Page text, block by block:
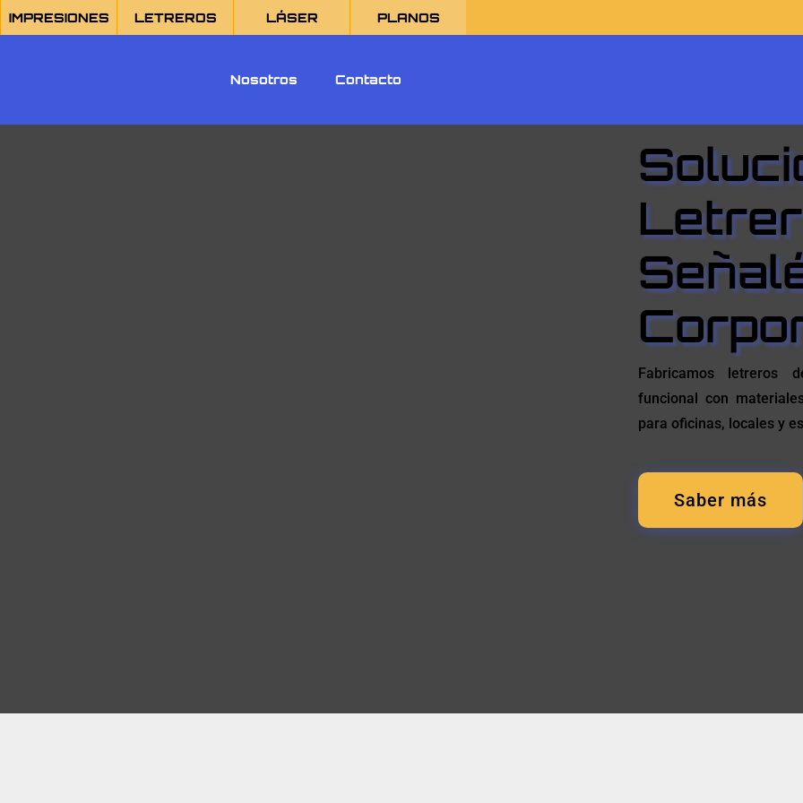
IMPRESIONES LETREROS LÁSER PLANOS
Nosotros Contacto
Fabricamos letreros
funcional con
para oficinas, locales y